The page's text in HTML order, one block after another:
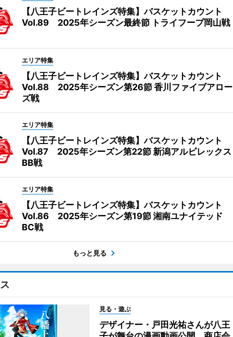
【八王子ビートレインズ特集】バスケットカウント
Vol.89 2025年シーズン最終節 トライフープ岡山戦
エリア特集
【八王子ビートレインズ特集】バスケットカウント
Vol.88 2025年シーズン第26節 香川ファイブアロー
ズ戦
エリア特集
【八王子ビートレインズ特集】バスケットカウント
Vol.87 2025年シーズン第22節 新潟アルビレックス
BB戦
エリア特集
【八王子ビートレインズ特集】バスケットカウント
Vol.86 2025年シーズン第19節 湘南ユナイテッド
BC戦
もっと見る
見る・遊ぶ
デザイナー・戸田光祐さんが八王